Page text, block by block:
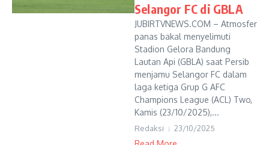
Selangor FC di GBLA
JUBIRTVNEWS.COM – Atmosfer
panas bakal menyelimuti
Stadion Gelora Bandung
Lautan Api (GBLA) saat Persib
menjamu Selangor FC dalam
laga ketiga Grup G AFC
Champions League (ACL) Two,
Kamis (23/10/2025),...
Redaksi 23/10/2025